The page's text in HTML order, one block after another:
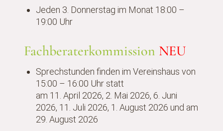
Jeden 3. Donnerstag im Monat 18:00 –
19:00 Uhr
Fachberaterkommission NEU
Sprechstunden finden im Vereinshaus von
15:00 – 16:00 Uhr statt
am 11. April 2026, 2. Mai 2026, 6. Juni
2026, 11. Juli 2026, 1. August 2026 und am
29. August 2026